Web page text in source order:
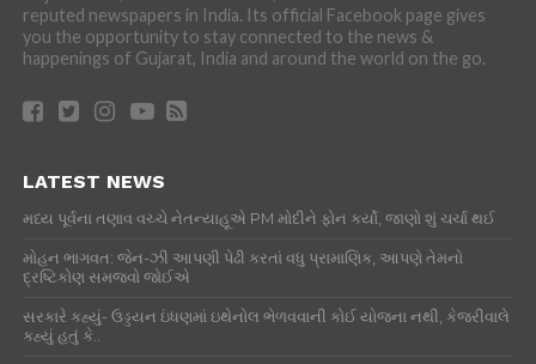
reputed newspapers in India. Its official Facebook page gives
you the opportunity to stay connected to the news &
happenings of Gujarat, India and around the world on the go.
LATEST NEWS
મધ્ય પૂર્વના તણાવ વચ્ચે નેતન્યાહૂએ PM મોદીને ફોન કર્યો, જાણો શું ચર્ચા થઈ
મોહન ભાગવત: જેન-ઝી આપણી પેઢી કરતાં વધુ પ્રામાણિક, આપણે તેમનો
દ્રષ્ટિકોણ સમજવો જોઈએ
સરકારે કહ્યું- ઉડ્ડયન ઇંધણમાં ઇથેનોલ ભેળવવાની કોઈ યોજના નથી, કેજરીવાલે
કહ્યું હતું કે..